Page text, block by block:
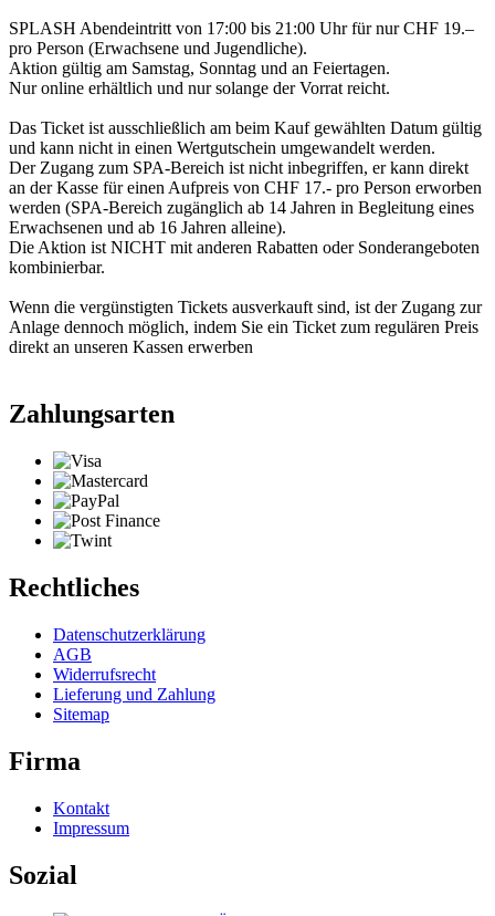
SPLASH Abendeintritt von 17:00 bis 21:00 Uhr für nur CHF 19.–
pro Person (Erwachsene und Jugendliche).
Aktion gültig am Samstag, Sonntag und an Feiertagen.
Nur online erhältlich und nur solange der Vorrat reicht.
Das Ticket ist ausschließlich am beim Kauf gewählten Datum gültig
und kann nicht in einen Wertgutschein umgewandelt werden.
Der Zugang zum SPA-Bereich ist nicht inbegriffen, er kann direkt
an der Kasse für einen Aufpreis von CHF 17.- pro Person erworben
werden (SPA-Bereich zugänglich ab 14 Jahren in Begleitung eines
Erwachsenen und ab 16 Jahren alleine).
Die Aktion ist NICHT mit anderen Rabatten oder Sonderangeboten
kombinierbar.
Wenn die vergünstigten Tickets ausverkauft sind, ist der Zugang zur
Anlage dennoch möglich, indem Sie ein Ticket zum regulären Preis
direkt an unseren Kassen erwerben
Zahlungsarten
Rechtliches
Datenschutzerklärung
AGB
Widerrufsrecht
Lieferung und Zahlung
Sitemap
Firma
Kontakt
Impressum
Sozial